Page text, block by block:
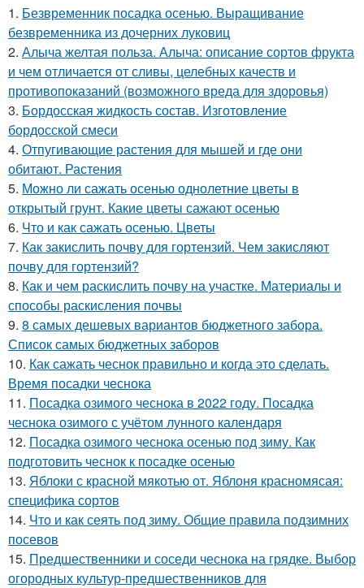
1. Безвременник посадка осенью. Выращивание
безвременника из дочерних луковиц
2. Алыча желтая польза. Алыча: описание сортов фрукта
и чем отличается от сливы, целебных качеств и
противопоказаний (возможного вреда для здоровья)
3. Бордосская жидкость состав. Изготовление
бордосской смеси
4. Отпугивающие растения для мышей и где они
обитают. Растения
5. Можно ли сажать осенью однолетние цветы в
открытый грунт. Какие цветы сажают осенью
6. Что и как сажать осенью. Цветы
7. Как закислить почву для гортензий. Чем закисляют
почву для гортензий?
8. Как и чем раскислить почву на участке. Материалы и
способы раскисления почвы
9. 8 самых дешевых вариантов бюджетного забора.
Список самых бюджетных заборов
10. Как сажать чеснок правильно и когда это сделать.
Время посадки чеснока
11. Посадка озимого чеснока в 2022 году. Посадка
чеснока озимого с учётом лунного календаря
12. Посадка озимого чеснока осенью под зиму. Как
подготовить чеснок к посадке осенью
13. Яблоки с красной мякотью от. Яблоня красномясая:
специфика сортов
14. Что и как сеять под зиму. Общие правила подзимних
посевов
15. Предшественники и соседи чеснока на грядке. Выбор
огородных культур-предшественников для